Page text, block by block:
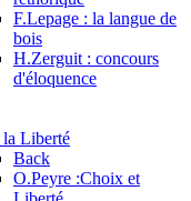
F.Lepage : la langue de
bois
H.Zerguit : concours
d'éloquence
la Liberté
Back
O.Peyre :Choix et